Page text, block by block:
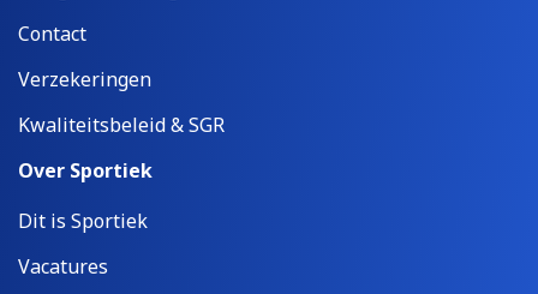
Contact
Verzekeringen
Kwaliteitsbeleid & SGR
Over Sportiek
Dit is Sportiek
Vacatures